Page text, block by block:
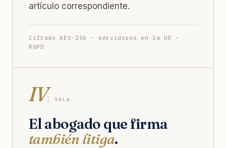
artículo correspondiente.
Cifrado AES-256 · servidores en la UE ·
RGPD
IV SALA
El abogado que firma
también litiga.